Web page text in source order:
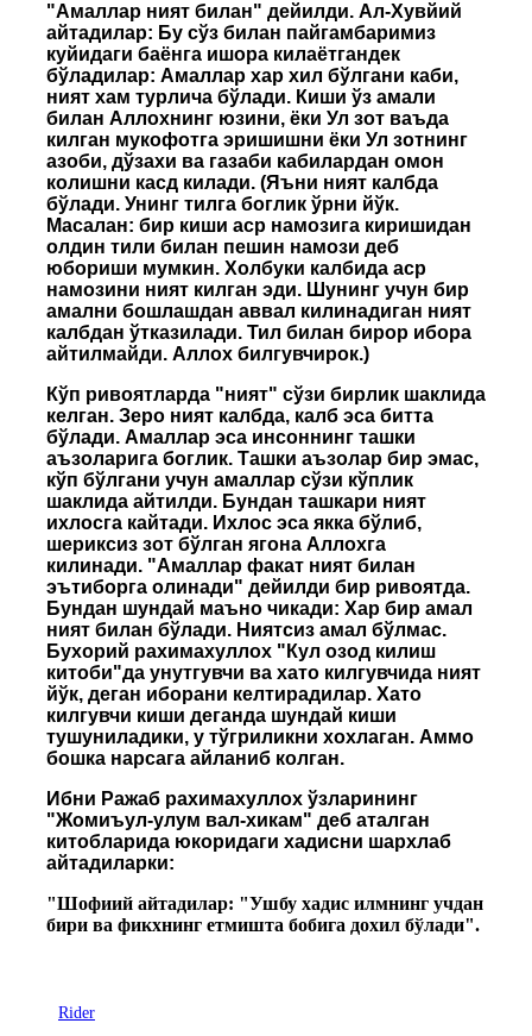
"Амаллар ният билан" дейилди. Ал-Хувйий
айтадилар: Бу сўз билан пайгамбаримиз
куйидаги баёнга ишора килаётгандек
бўладилар: Амаллар хар хил бўлгани каби,
ният хам турлича бўлади. Киши ўз амали
билан Аллохнинг юзини, ёки Ул зот ваъда
килган мукофотга эришишни ёки Ул зотнинг
азоби, дўзахи ва газаби кабилардан омон
колишни касд килади. (Яъни ният калбда
бўлади. Унинг тилга боглик ўрни йўк.
Масалан: бир киши аср намозига киришидан
олдин тили билан пешин намози деб
юбориши мумкин. Холбуки калбида аср
намозини ният килган эди. Шунинг учун бир
амални бошлашдан аввал килинадиган ният
калбдан ўтказилади. Тил билан бирор ибора
айтилмайди. Аллох билгувчирок.)
Кўп ривоятларда "ният" сўзи бирлик шаклида
келган. Зеро ният калбда, калб эса битта
бўлади. Амаллар эса инсоннинг ташки
аъзоларига боглик. Ташки аъзолар бир эмас,
кўп бўлгани учун амаллар сўзи кўплик
шаклида айтилди. Бундан ташкари ният
ихлосга кайтади. Ихлос эса якка бўлиб,
шериксиз зот бўлган ягона Аллохга
килинади. "Амаллар факат ният билан
эътиборга олинади" дейилди бир ривоятда.
Бундан шундай маъно чикади: Хар бир амал
ният билан бўлади. Ниятсиз амал бўлмас.
Бухорий рахимахуллох "Кул озод килиш
китоби"да унутгувчи ва хато килгувчида ният
йўк, деган иборани келтирадилар. Хато
килгувчи киши деганда шундай киши
тушуниладики, у тўгриликни хохлаган. Аммо
бошка нарсага айланиб колган.
Ибни Ражаб рахимахуллох ўзларининг
"Жомиъул-улум вал-хикам" деб аталган
китобларида юкоридаги хадисни шархлаб
айтадиларки:
"Шофиий айтадилар: "Ушбу хадис илмнинг учдан
бири ва фикхнинг етмишта бобига дохил бўлади".
Rider